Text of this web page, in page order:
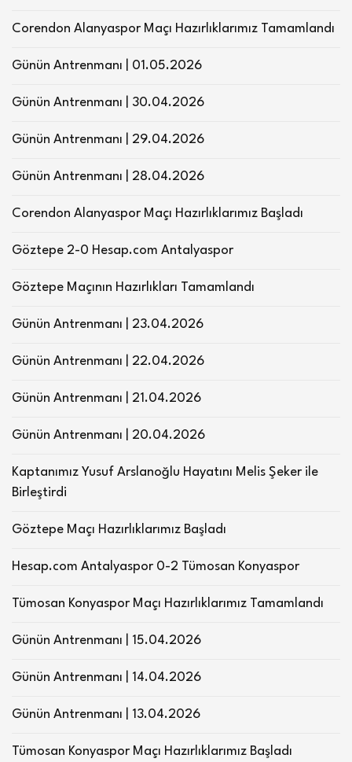
Corendon Alanyaspor Maçı Hazırlıklarımız Tamamlandı
Günün Antrenmanı | 01.05.2026
Günün Antrenmanı | 30.04.2026
Günün Antrenmanı | 29.04.2026
Günün Antrenmanı | 28.04.2026
Corendon Alanyaspor Maçı Hazırlıklarımız Başladı
Göztepe 2-0 Hesap.com Antalyaspor
Göztepe Maçının Hazırlıkları Tamamlandı
Günün Antrenmanı | 23.04.2026
Günün Antrenmanı | 22.04.2026
Günün Antrenmanı | 21.04.2026
Günün Antrenmanı | 20.04.2026
Kaptanımız Yusuf Arslanoğlu Hayatını Melis Şeker ile
Birleştirdi
Göztepe Maçı Hazırlıklarımız Başladı
Hesap.com Antalyaspor 0-2 Tümosan Konyaspor
Tümosan Konyaspor Maçı Hazırlıklarımız Tamamlandı
Günün Antrenmanı | 15.04.2026
Günün Antrenmanı | 14.04.2026
Günün Antrenmanı | 13.04.2026
Tümosan Konyaspor Maçı Hazırlıklarımız Başladı